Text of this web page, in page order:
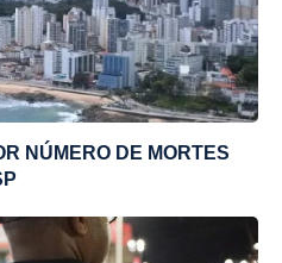
NÚMERO DE MORTES